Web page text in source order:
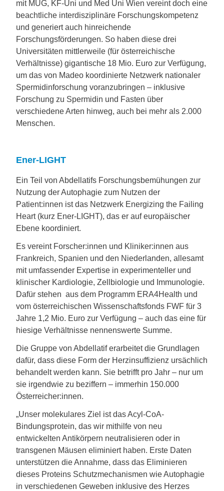
mit MUG, KF-Uni und Med Uni Wien vereint doch eine
beachtliche interdisziplinäre Forschungskompetenz
und generiert auch hinreichende
Forschungsförderungen. So haben diese drei
Universitäten mittlerweile (für österreichische
Verhältnisse) gigantische 18 Mio. Euro zur Verfügung,
um das von Madeo koordinierte Netzwerk natio­naler
Spermidinforschung voranzubringen – inklusive
Forschung zu Spermidin und Fasten über
verschiedene Arten hinweg, auch bei mehr als 2.000
Menschen.
Ener-LIGHT
Ein Teil von Abdellatifs Forschungsbemühungen zur
Nutzung der Autophagie zum Nutzen der
Patient:innen ist das Netzwerk Energizing the Failing
Heart (kurz Ener-LIGHT), das er auf europäischer
Ebene koordiniert.
Es vereint Forscher:innen und Kliniker:innen aus
Frank­reich, Spanien und den Niederlanden, allesamt
mit umfassender Expertise in experimenteller und
klinischer Kardiologie, Zellbiologie und Immunologie.
Dafür stehen aus dem Programm ERA4Health und
vom österreichischen Wissenschaftsfonds FWF für 3
Jahre 1,2 Mio. Euro zur Verfügung – auch das eine für
hiesige Verhältnisse nennenswerte Summe.
Die Gruppe von Abdellatif erarbeitet die Grundlagen
dafür, dass diese Form der Herzinsuffizienz ursächlich
behandelt werden kann. Sie betrifft pro Jahr – nur um
sie irgendwie zu beziffern – immerhin 150.000
Österreicher:innen.
„Unser molekulares Ziel ist das Acyl-CoA-
Bindungsprotein, das wir mithilfe von neu
entwickelten Antikörpern neutralisieren oder in
transgenen Mäusen eliminiert haben. Erste Daten
unterstützen die Annahme, dass das Eliminieren
dieses Proteins Schutzmechanismen wie Autophagie
in verschiedenen Geweben inklusive des Herzes